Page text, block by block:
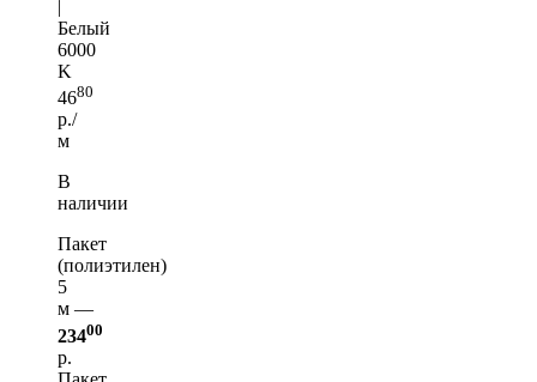
|
Белый
6000
K
4680
р./
м
В
наличии
Пакет
(полиэтилен)
5
м —
23400
р.